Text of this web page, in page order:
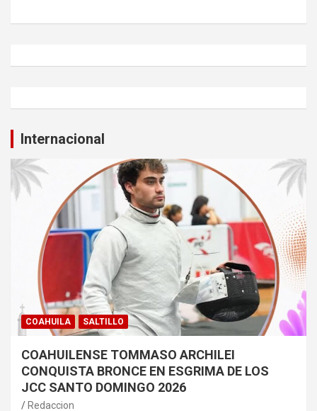
Internacional
COAHUILA SALTILLO
COAHUILENSE TOMMASO ARCHILEI
CONQUISTA BRONCE EN ESGRIMA DE LOS
JCC SANTO DOMINGO 2026
Redaccion